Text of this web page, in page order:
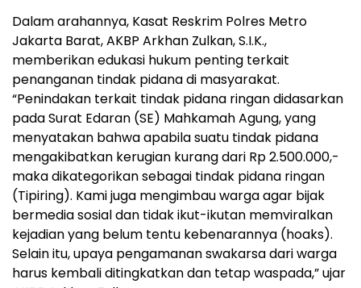
Dalam arahannya, Kasat Reskrim Polres Metro
Jakarta Barat, AKBP Arkhan Zulkan, S.I.K.,
memberikan edukasi hukum penting terkait
penanganan tindak pidana di masyarakat.
“Penindakan terkait tindak pidana ringan didasarkan
pada Surat Edaran (SE) Mahkamah Agung, yang
menyatakan bahwa apabila suatu tindak pidana
mengakibatkan kerugian kurang dari Rp 2.500.000,-
maka dikategorikan sebagai tindak pidana ringan
(Tipiring). Kami juga mengimbau warga agar bijak
bermedia sosial dan tidak ikut-ikutan memviralkan
kejadian yang belum tentu kebenarannya (hoaks).
Selain itu, upaya pengamanan swakarsa dari warga
harus kembali ditingkatkan dan tetap waspada,” ujar